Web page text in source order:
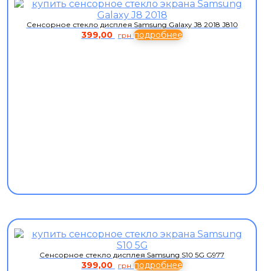
Сенсорное стекло дисплея Samsung Galaxy J8 2018 J810
399,00 грн подробнее
Сенсорное стекло дисплея Samsung S10 5G G977
399,00 грн подробнее